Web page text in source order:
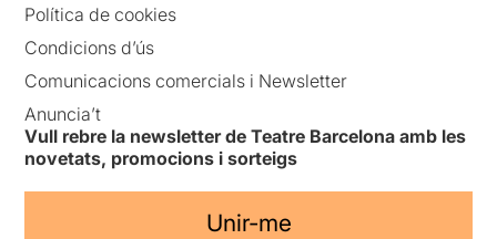
Política de cookies
Condicions d’ús
Comunicacions comercials i Newsletter
Anuncia’t
Vull rebre la newsletter de Teatre Barcelona amb les
novetats, promocions i sorteigs
Unir-me